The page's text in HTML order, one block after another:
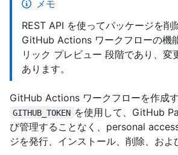
メモ
REST API を使ってパッケージを削
GitHub Actions ワークフローの機
リック プレビュー 段階であり、変
あります。
GitHub Actions ワークフローを作成す
GITHUB_TOKEN を使用して、GitHub
び管理することなく、personal
ジを発行、インストール、削除、およ